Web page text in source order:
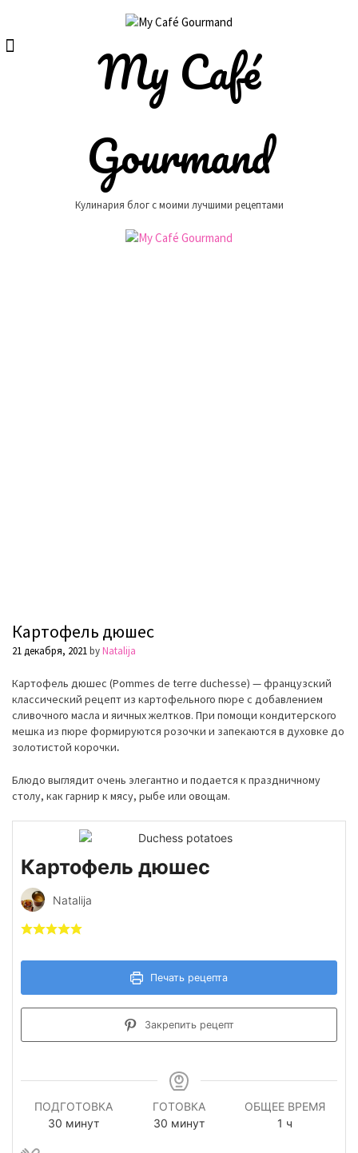
content
My Café
Gourmand
Кулинария блог с моими лучшими рецептами
Картофель дюшес
21 декабря, 2021byNatalija
Картофель дюшес (Pommes de terre duchesse) — французский
классический рецепт из картофельного пюре с добавлением
сливочного масла и яичных желтков. При помощи кондитерского
мешка из пюре формируются розочки и запекаются в духовке до
золотистой корочки.
Блюдо выглядит очень элегантно и подается к праздничному
столу, как гарнир к мясу, рыбе или овощам.
Картофель дюшес
Natalija
Печать рецепта
Закрепить рецепт
ПОДГОТОВКА
30 минуты
минут
ГОТОВКА
30 минуты
минут
ОБЩЕЕ ВРЕМЯ
1 час
ч